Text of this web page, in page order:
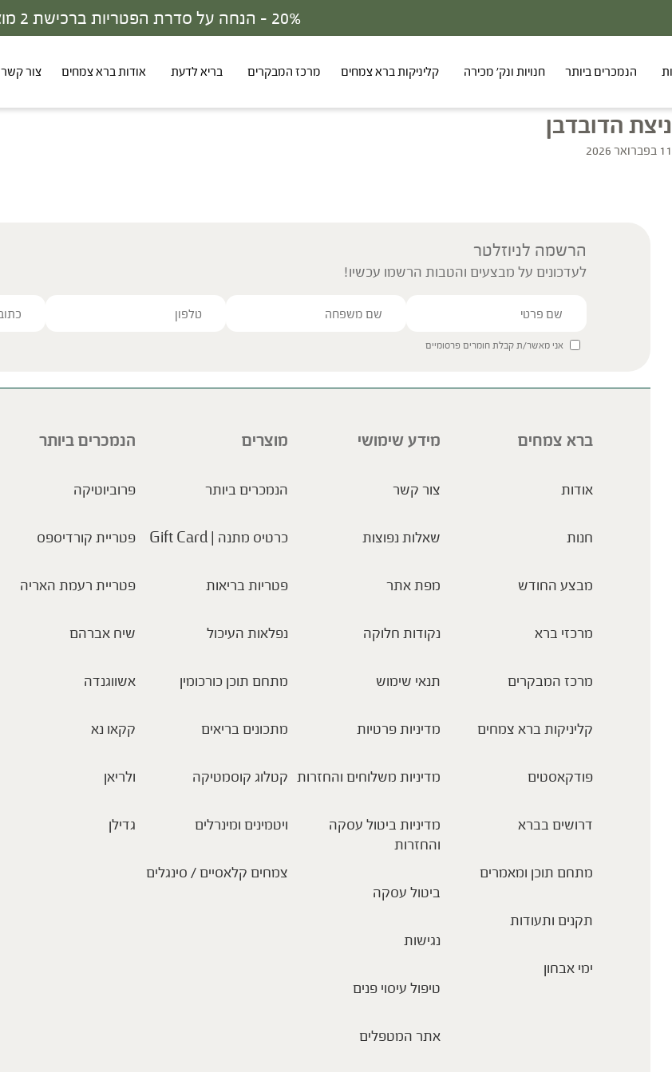
20% - הנחה על סדרת הפטריות ברכישת 2 מוצרים
הנמכרים ביותר חנויות ונק' מכירה קליניקות ברא צמחים מרכז המבקרים בריא לדעת אודות ברא צמחים צור קשר
ניצת הדובדבן
11 בפברואר 2026
הרשמה לניוזלטר
לעדכונים על מבצעים והטבות הרשמו עכשיו!
אני מאשר/ת קבלת חומרים פרסומיים
ברא צמחים
אודות
חנות
מבצע החודש
מרכזי ברא
מרכז המבקרים
קליניקות ברא צמחים
פודקאסטים
דרושים בברא
מתחם תוכן ומאמרים
תקנים ותעודות
ימי אבחון
מידע שימושי
צור קשר
שאלות נפוצות
מפת אתר
נקודות חלוקה
תנאי שימוש
מדיניות פרטיות
מדיניות משלוחים והחזרות
מדיניות ביטול עסקה
והחזרות
ביטול עסקה
נגישות
טיפול עיסוי פנים
אתר המטפלים
מוצרים
הנמכרים ביותר
כרטיס מתנה | Gift Card
פטריות בריאות
נפלאות העיכול
מתחם תוכן כורכומין
מתכונים בריאים
קטלוג קוסמטיקה
ויטמינים ומינרלים
צמחים קלאסיים / סינגלים
הנמכרים ביותר
פרוביוטיקה
פטריית קורדיספס
פטריית רעמת האריה
שיח אברהם
אשווגנדה
קקאו נא
ולריאן
גדילן